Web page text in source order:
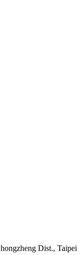
Dist., Taipei